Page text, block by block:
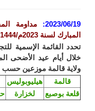
2023/06/19
:
مداومة
المبارك لسنة 2023م/1444هــ
تحدد القائمة الإسمية
ولاية قالمة موزعين حسب
هيليوبوليس
قالمة
لخزارة قلعة بوصبع